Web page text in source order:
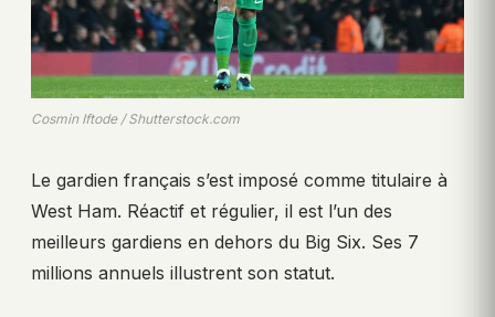
Cosmin Iftode / Shutterstock.com
Le gardien français s’est imposé comme titulaire à
West Ham. Réactif et régulier, il est l’un des
meilleurs gardiens en dehors du Big Six. Ses 7
millions annuels illustrent son statut.